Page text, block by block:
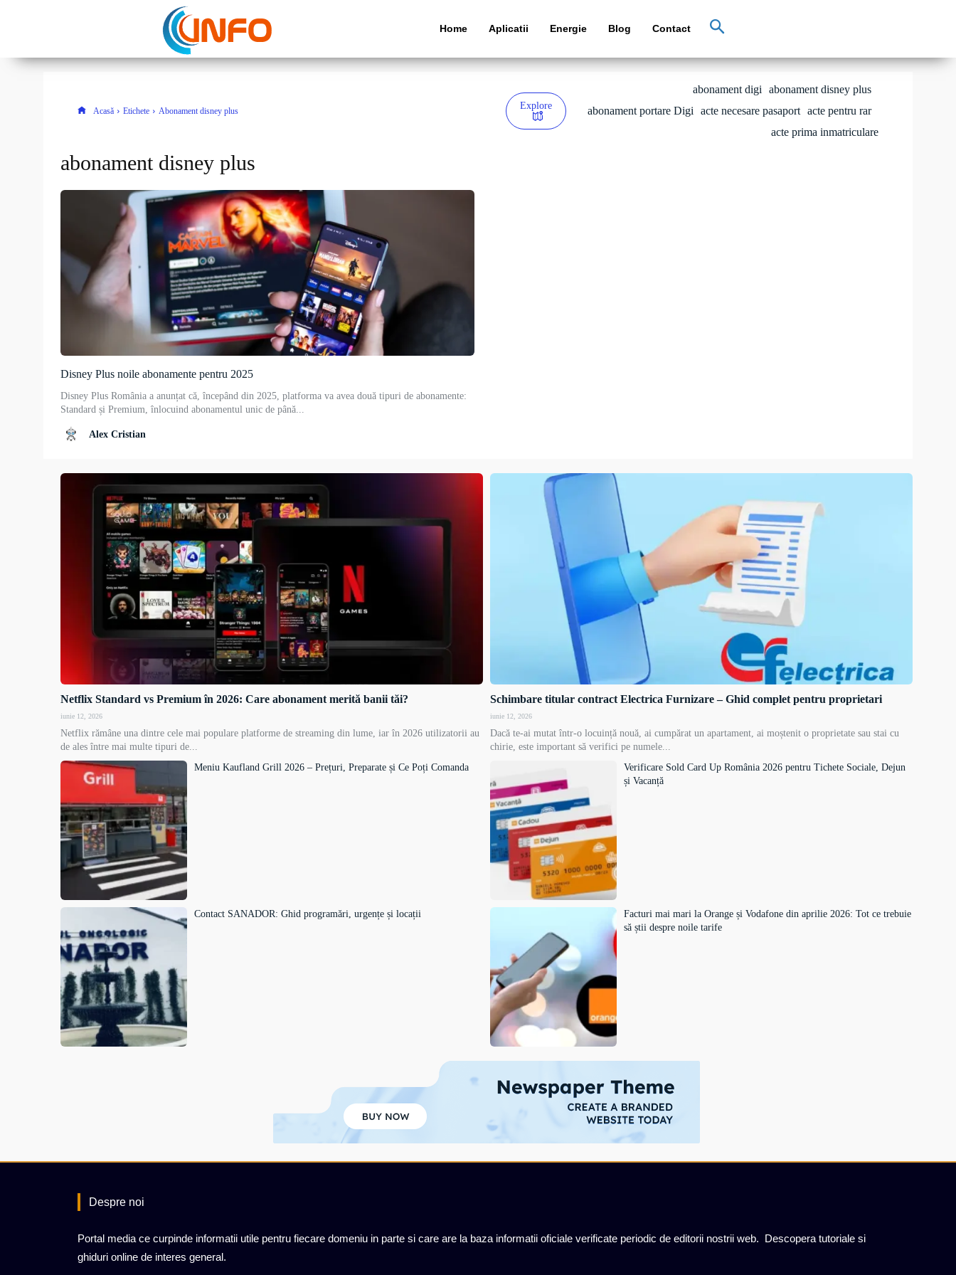
Home Aplicatii Energie Blog Contact
Acasă Etichete Abonament disney plus
Explore
abonament digi
abonament disney plus
abonament portare Digi
acte necesare pasaport acte pentru rar
acte prima inmatriculare
abonament disney plus
Disney Plus noile abonamente pentru 2025
Disney Plus România a anunțat că, începând din 2025, platforma va avea două tipuri de abonamente:
Standard și Premium, înlocuind abonamentul unic de până...
Alex Cristian
Netflix Standard vs Premium în 2026: Care abonament merită banii tăi?
iunie 12, 2026
Netflix rămâne una dintre cele mai populare platforme de streaming din lume, iar în 2026 utilizatorii au
de ales între mai multe tipuri de...
Schimbare titular contract Electrica Furnizare – Ghid complet pentru proprietari
iunie 12, 2026
Dacă te-ai mutat într-o locuință nouă, ai cumpărat un apartament, ai moștenit o proprietate sau stai cu
chirie, este important să verifici pe numele...
Meniu Kaufland Grill 2026 – Prețuri, Preparate și Ce Poți Comanda
Verificare Sold Card Up România 2026 pentru Tichete Sociale, Dejun
și Vacanță
Contact SANADOR: Ghid programări, urgențe și locații
Facturi mai mari la Orange și Vodafone din aprilie 2026: Tot ce trebuie
să știi despre noile tarife
Despre noi
Portal media ce curpinde informatii utile pentru fiecare domeniu in parte si care are la baza informatii oficiale verificate periodic de editorii nostrii web. Descopera tutoriale si
ghiduri online de interes general.